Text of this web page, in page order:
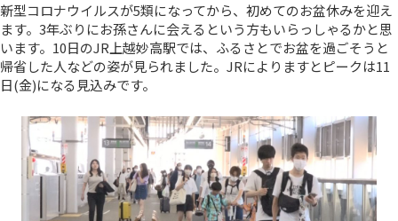
新型コロナウイルスが5類になってから、初めてのお盆休みを迎え
ます。3年ぶりにお孫さんに会えるという方もいらっしゃるかと思
います。10日のJR上越妙高駅では、ふるさとでお盆を過ごそうと
帰省した人などの姿が見られました。JRによりますとピークは11
日(金)になる見込みです。